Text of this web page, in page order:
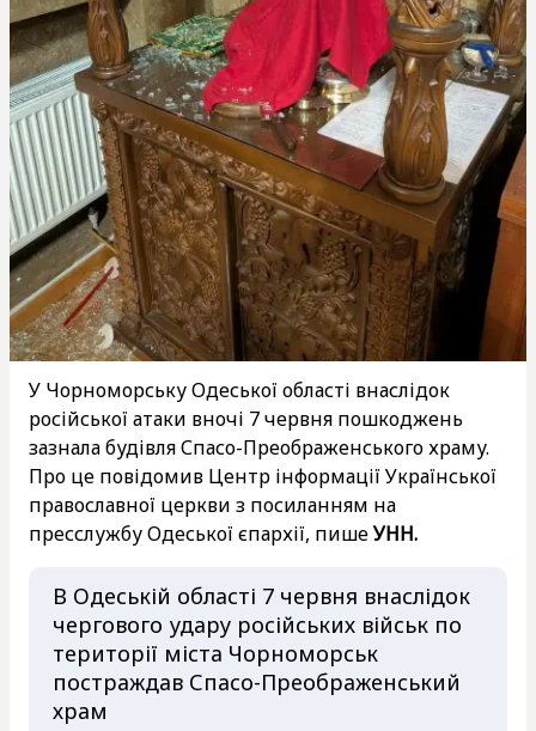
У Чорноморську Одеської області внаслідок
російської атаки вночі 7 червня пошкоджень
зазнала будівля Спасо-Преображенського храму.
Про це повідомив Центр інформації Української
православної церкви з посиланням на
пресслужбу Одеської єпархії, пишеУНН.
В Одеській області 7 червня внаслідок
чергового удару російських військ по
території міста Чорноморськ
постраждав Спасо-Преображенський
храм